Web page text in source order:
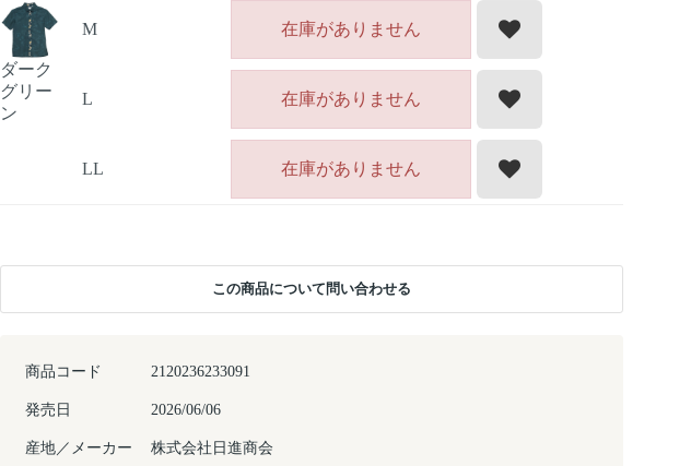
商品コード 2120236233091
発売日 2026/06/06
産地／メーカー 株式会社日進商会
ダーク
グリー
ン
M 在庫がありません
L 在庫がありません
LL 在庫がありません
この商品について問い合わせる